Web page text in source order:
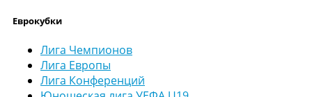
Еврокубки
Лига Чемпионов
Лига Европы
Лига Конференций